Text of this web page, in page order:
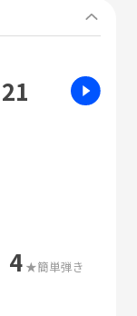
21
4 ★簡単弾き